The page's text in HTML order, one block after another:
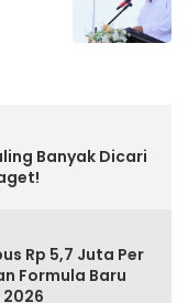
Banyak Dicari
Rp 5,7 Juta Per
Formula Baru